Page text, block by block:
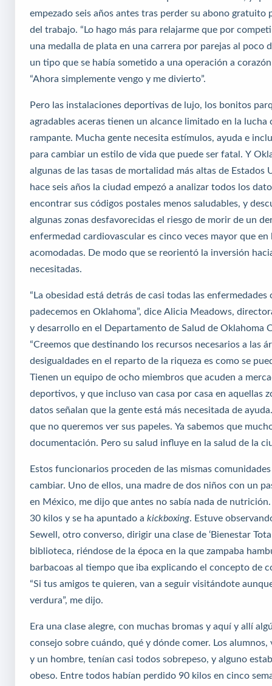
empezado seis años antes tras perder su abono gratuito
del trabajo. “Lo hago más para relajarme que por
una medalla de plata en una carrera por parejas al poco
un tipo que se había sometido a una operación a
“Ahora simplemente vengo y me divierto”.
Pero las instalaciones deportivas de lujo, los bonitos
agradables aceras tienen un alcance limitado en la lucha
rampante. Mucha gente necesita estímulos, ayuda e
para cambiar un estilo de vida que puede ser fatal. Y
algunas de las tasas de mortalidad más altas de Estados
hace seis años la ciudad empezó a analizar todos los
encontrar sus códigos postales menos saludables, y
algunas zonas desfavorecidas el riesgo de morir de un
enfermedad cardiovascular es cinco veces mayor que en
acomodadas. De modo que se reorientó la inversión
necesitadas.
“La obesidad está detrás de casi todas las enfermedades
padecemos en Oklahoma”, dice Alicia Meadows,
y desarrollo en el Departamento de Salud de Oklahoma
“Creemos que destinando los recursos necesarios a las
desigualdades en el reparto de la riqueza es como se
Tienen un equipo de ocho miembros que acuden a
deportivos, y que incluso van casa por casa en aquellas
datos señalan que la gente está más necesitada de
que no queremos ver sus papeles. Ya sabemos que
documentación. Pero su salud influye en la salud de la
Estos funcionarios proceden de las mismas
cambiar. Uno de ellos, una madre de dos niños con un
en México, me dijo que antes no sabía nada de
30 kilos y se ha apuntado a kickboxing. Estuve
Sewell, otro converso, dirigir una clase de ‘Bienestar
biblioteca, riéndose de la época en la que zampaba
barbacoas al tiempo que iba explicando el concepto de
“Si tus amigos te quieren, van a seguir visitándote
verdura”, me dijo.
Era una clase alegre, con muchas bromas y aquí y allí
consejo sobre cuándo, qué y dónde comer. Los
y un hombre, tenían casi todos sobrepeso, y alguno
obeso. Entre todos habían perdido 90 kilos en cinco